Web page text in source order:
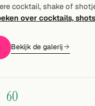
cocktail of smoothie toe.
cocktail, shake of
over cocktails,
Bekijk de galerij
60